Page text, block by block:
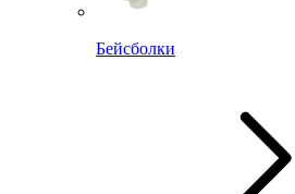
Бейсболки